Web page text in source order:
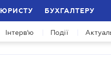
ЮРИСТУ БУХГАЛТЕРУ
Інтерв'ю Події